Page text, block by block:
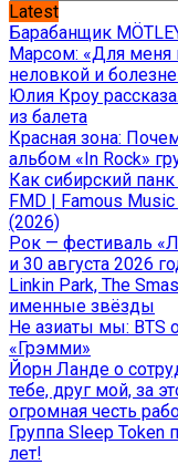
Latest
Барабанщик
Марсом: «Для меня
неловкой и
Юлия Кроу
из балета
Красная зона:
альбом «In Rock»
Как сибирский
FMD | Famous
(2026)
Рок — фестиваль
и 30 августа 2026
Linkin Park, The
именные звёзды
Не азиаты мы: BTS
«Грэмми»
Йорн Ланде о
тебе, друг мой, за
огромная честь
Группа Sleep Token
лет!